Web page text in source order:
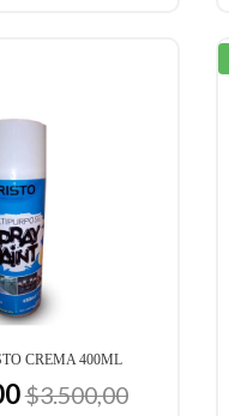
CREMA 400ML
$3.500,00